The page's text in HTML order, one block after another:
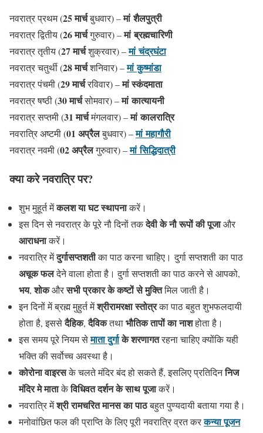
नवरात्र प्रथम (25 मार्चबुधवार) –मां शैलपुत्री
नवरात्र द्वितीय (26 मार्चगुरुवार) –मां ब्रह्मचारिणी
नवरात्र तृतीय (27 मार्चशुक्रवार) –मां चंद्रघंटा
नवरात्र चतुर्थी (28 मार्चशनिवार) –मां कुष्मांडा
नवरात्र पंचमी (29 मार्चरविवार) –मां स्कंदमाता
नवरात्र षष्ठी (30 मार्चसोमवार) –मां कात्यायनी
नवरात्र सप्तमी (31 मार्चमंगलवार) –मां कालरात्रि
नवरात्रि अष्टमी (01 अप्रैलबुधवार) –मां महागौरी
नवरात्र नवमी (02 अप्रैलगुरुवार) –मां सिद्धिदात्री
क्या करे नवरात्रि पर?
शुभ मुहूर्त मेंकलश या घट स्थापनाकरें।
इस दिन से नवरात्र के पूरे नौ दिनों तकदेवी के नौ रूपों की पूजाऔर
आराधनाकरें।
नवरात्रि मेंदुर्गासप्तशतीका पाठ करना चाहिए। दुर्गा सप्तशती का पाठ
अचूक फलदेने वाला होता है। दुर्गा सप्तशती का पाठ करने से आपको,
भय,शोकऔरसभी प्रकार के कष्टों से मुक्तिमिल जाती है।
इन दिनों में ब्रह्म मुहुर्त मेंश्रीरामरक्षा स्तोत्रका पाठ बहुत शुभफलदायी
होता है, इससेदैहिक,दैविकतथाभौतिक तापों का नाशहोता है।
इस समय पूरे नियम सेमाता दुर्गाके शरणागतरहना चाहिए क्योंकि यही
भक्ति की सर्वोच्च अवस्था है।
कोरोना वाइरसके चलते मंदिर बंद हो सकते हैं, इसलिए प्रतिदिननिज
मंदिर मे माताकेविधिवत दर्शन के साथ पूजाकरें।
नवरात्रि मेंश्री रामचरित मानस का पाठबहुत पुण्यदायी बताया गया है।
मनोवांछित फल की प्राप्ति के लिए पूरी नवरात्रि व्रत करकन्या पूजन